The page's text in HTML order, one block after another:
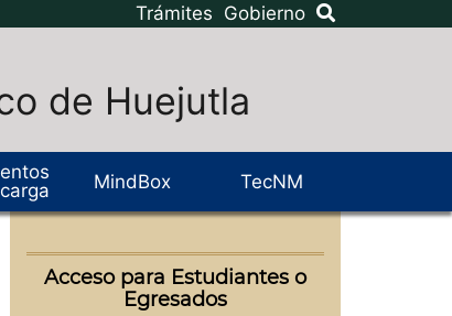
Trámites Gobierno
de Huejutla
MindBox TecNM